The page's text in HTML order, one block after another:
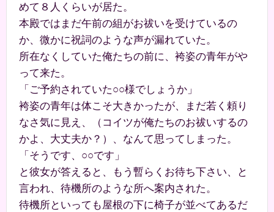
めて８人くらいが居た。
本殿ではまだ午前の組がお祓いを受けているの
か、微かに祝詞のような声が漏れていた。
所在なくしていた俺たちの前に、袴姿の青年がや
って来た。
「ご予約されていた○○様でしょうか」
袴姿の青年は体こそ大きかったが、まだ若く頼り
なさ気に見え、（コイツが俺たちのお祓いするの
かよ、大丈夫か？）、なんて思ってしまった。
「そうです、○○です」
と彼女が答えると、もう暫らくお待ち下さい、と
言われ、待機所のような所へ案内された。
待機所といっても屋根の下に椅子が並べてあるだ